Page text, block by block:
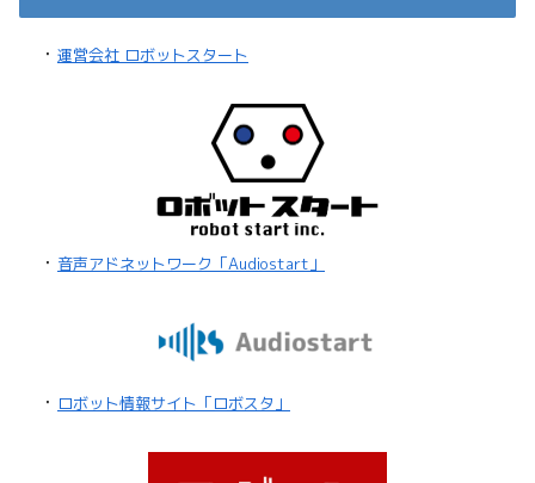
・ 運営会社 ロボットスタート
・ 音声アドネットワーク「Audiostart」
・ ロボット情報サイト「ロボスタ」